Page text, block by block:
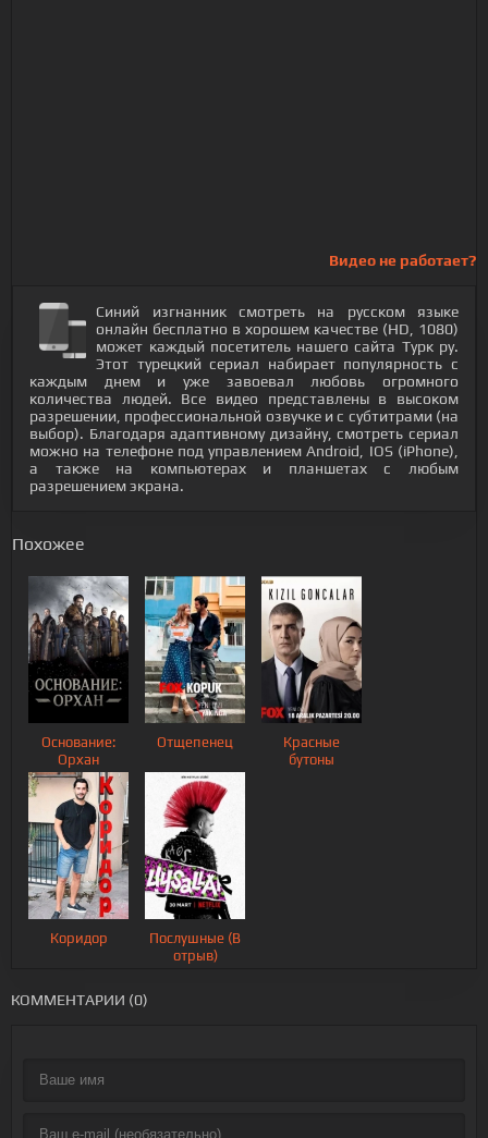
Видео не работает?
Синий изгнанник смотреть на русском языке
онлайн бесплатно в хорошем качестве (HD, 1080)
может каждый посетитель нашего сайта Турк ру.
Этот турецкий сериал набирает популярность с
каждым днем и уже завоевал любовь огромного
количества людей. Все видео представлены в высоком
разрешении, профессиональной озвучке и с субтитрами (на
выбор). Благодаря адаптивному дизайну, смотреть сериал
можно на телефоне под управлением Android, IOS (iPhone),
а также на компьютерах и планшетах с любым
разрешением экрана.
Похожее
Основание:
Орхан
Отщепенец
Красные
бутоны
Коридор
Послушные (В
отрыв)
КОММЕНТАРИИ (0)